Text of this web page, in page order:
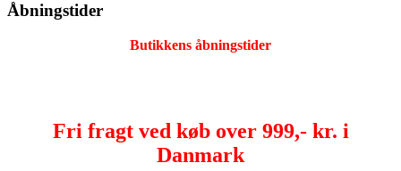
Åbningstider
Butikkens åbningstider
Fri fragt ved køb over 999,- kr. i
Danmark